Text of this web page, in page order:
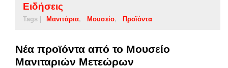
Ειδήσεις
Tags | Μανιτάρια Μουσείο Προϊόντα
Νέα προϊόντα από το Μουσείο
Μανιταριών Μετεώρων